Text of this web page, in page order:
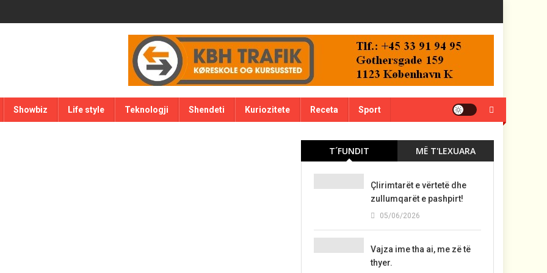
Showbiz Life style Teknologji Shendeti Kuriozitete Receta Sport
T´FUNDIT MË T'LEXUARA
Çlirimtarët e vërtetë dhe
zullumqarët e pashpirt!
05/06/2026
Vajza ime tha ai, me zë të
thyer.